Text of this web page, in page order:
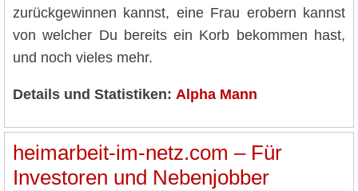
zurückgewinnen kannst, eine Frau erobern kannst
von welcher Du bereits ein Korb bekommen hast,
und noch vieles mehr.
Details und Statistiken: Alpha Mann
heimarbeit-im-netz.com – Für
Investoren und Nebenjobber